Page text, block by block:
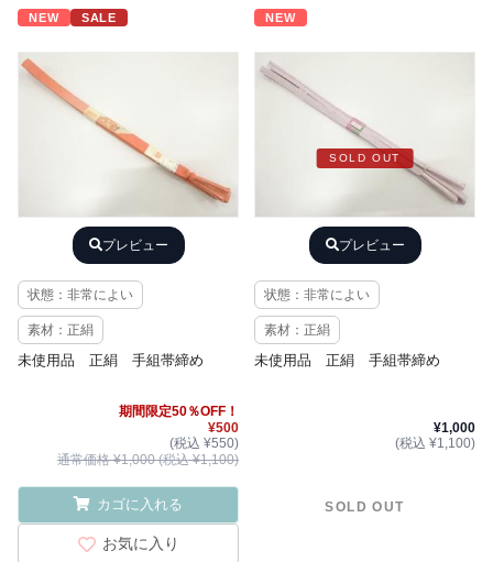
NEW SALE
プレビュー
状態：非常によい
素材：正絹
未使用品 正絹 手組帯締め
期間限定50％OFF！
¥500
(税込 ¥550)
通常価格 ¥1,000 (税込 ¥1,100)
カゴに入れる
お気に入り
NEW
SOLD OUT
プレビュー
状態：非常によい
素材：正絹
未使用品 正絹 手組帯締め
¥1,000
(税込 ¥1,100)
SOLD OUT